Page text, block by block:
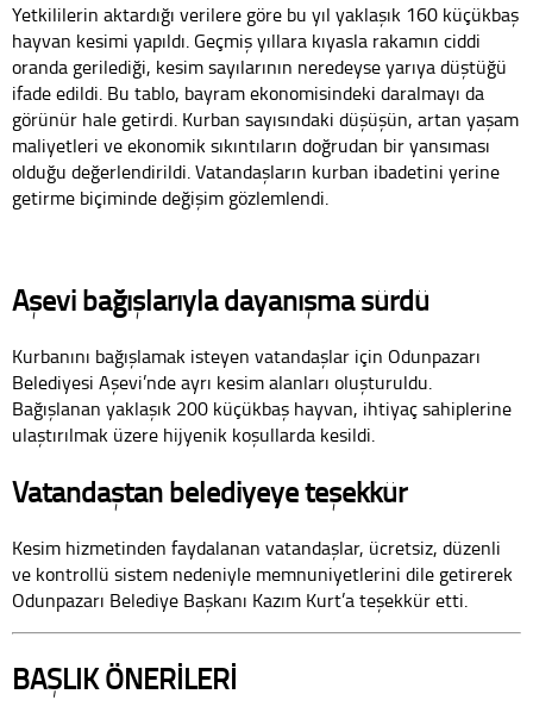
Yetkililerin aktardığı verilere göre bu yıl yaklaşık 160 küçükbaş
hayvan kesimi yapıldı. Geçmiş yıllara kıyasla rakamın ciddi
oranda gerilediği, kesim sayılarının neredeyse yarıya düştüğü
ifade edildi. Bu tablo, bayram ekonomisindeki daralmayı da
görünür hale getirdi. Kurban sayısındaki düşüşün, artan yaşam
maliyetleri ve ekonomik sıkıntıların doğrudan bir yansıması
olduğu değerlendirildi. Vatandaşların kurban ibadetini yerine
getirme biçiminde değişim gözlemlendi.
Aşevi bağışlarıyla dayanışma sürdü
Kurbanını bağışlamak isteyen vatandaşlar için Odunpazarı
Belediyesi Aşevi’nde ayrı kesim alanları oluşturuldu.
Bağışlanan yaklaşık 200 küçükbaş hayvan, ihtiyaç sahiplerine
ulaştırılmak üzere hijyenik koşullarda kesildi.
Vatandaştan belediyeye teşekkür
Kesim hizmetinden faydalanan vatandaşlar, ücretsiz, düzenli
ve kontrollü sistem nedeniyle memnuniyetlerini dile getirerek
Odunpazarı Belediye Başkanı Kazım Kurt’a teşekkür etti.
BAŞLIK ÖNERİLERİ